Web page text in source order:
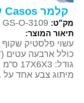
קלמר Casos עשוי פלסטיק שקוף קשיח
מק"ט: GS-O-3109
תיאור המוצר:
עשוי פלסטיק
כולל ארבעה עטים
גודל: 17X6X3 ס”מ
מיתוג צבע אחד על